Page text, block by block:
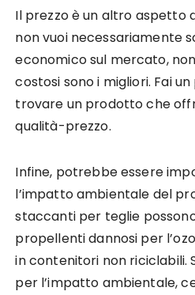
Il prezzo è un altro aspetto
non vuoi necessariamente
economico sul mercato,
costosi sono i migliori. Fai
trovare un prodotto che
qualità-prezzo.
Infine, potrebbe essere
l’impatto ambientale del
staccanti per teglie
propellenti dannosi per
in contenitori non riciclabili.
per l’impatto ambientale,